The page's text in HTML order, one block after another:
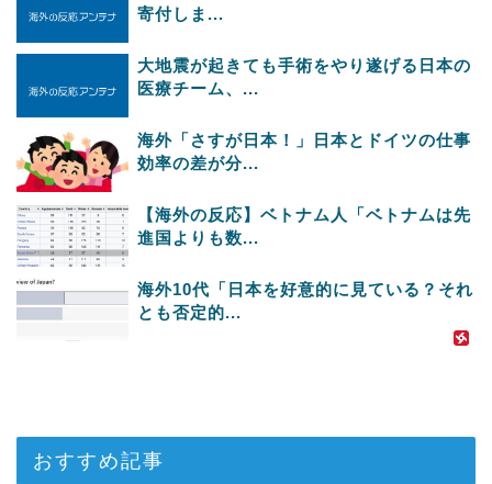
寄付しま...
大地震が起きても手術をやり遂げる日本の
医療チーム、...
海外「さすが日本！」日本とドイツの仕事
効率の差が分...
【海外の反応】ベトナム人「ベトナムは先
進国よりも数...
海外10代「日本を好意的に見ている？それ
とも否定的...
おすすめ記事